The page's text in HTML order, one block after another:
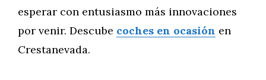
esperar con entusiasmo más innovaciones
por venir. Descube coches en ocasión en
Crestanevada.